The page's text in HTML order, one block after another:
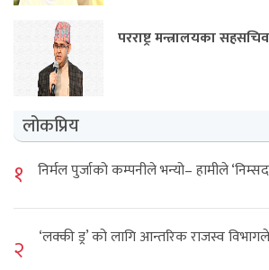
परराष्ट्र मन्त्रालयका
लोकप्रिय
१ निर्मल पुर्जाको कम्पनीले भन्यो– हामीले
२ ‘लक्की ड्र’ को लागि आन्तरिक राजस्व